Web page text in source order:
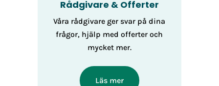
Rådgivare & Offerter
Våra rådgivare ger svar på dina
frågor, hjälp med offerter och
mycket mer.
Läs mer